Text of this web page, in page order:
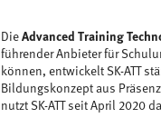
Die Advanced Training
führender Anbieter für
können, entwickelt SK-ATT
Bildungskonzept aus
nutzt SK-ATT seit April 2020